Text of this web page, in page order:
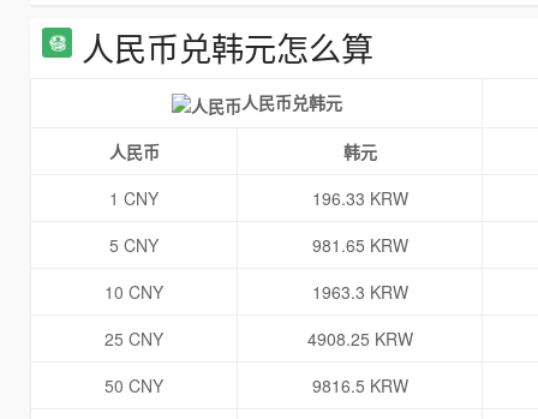
人民币兑韩元怎么算
人民币兑韩元
人民币
韩元
1 CNY
196.33 KRW
5 CNY
981.65 KRW
10 CNY
1963.3 KRW
25 CNY
4908.25 KRW
50 CNY
9816.5 KRW